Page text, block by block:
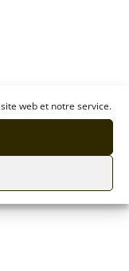
web et notre service.